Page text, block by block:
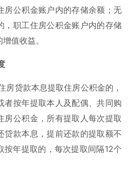
房公积金账户内的存储余额；无
，职工住房公积金账户内的存储
值收益。
房贷款本息提取住房公积金的，
者按年提取本人及配偶、共同购
房公积金，所有提取人每次提取
贷款本息，提前还款的提取额不
按年提取的，每次提取间隔12个